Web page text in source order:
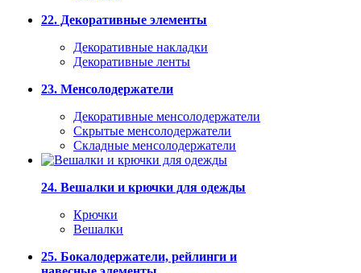
22. Декоративные элементы
Декоративные накладки
Декоративные ленты
23. Менсолодержатели
Декоративные менсолодержатели
Скрытые менсолодержатели
Складные менсолодержатели
24. Вешалки и крючки для одежды
Крючки
Вешалки
25. Бокалодержатели, рейлинги и